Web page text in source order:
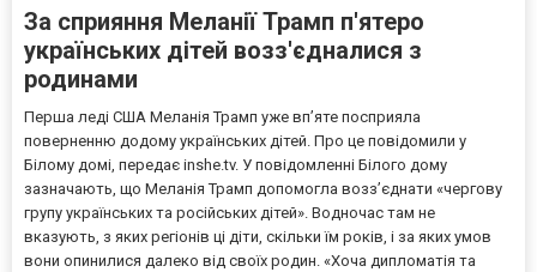
За сприяння Меланії Трамп п'ятеро
українських дітей возз'єдналися з
родинами
Перша леді США Меланія Трамп уже впʼяте посприяла
поверненню додому українських дітей. Про це повідомили у
Білому домі, передає inshe.tv. У повідомленні Білого дому
зазначають, що Меланія Трамп допомогла возз’єднати «чергову
групу українських та російських дітей». Водночас там не
вказують, з яких регіонів ці діти, скільки їм років, і за яких умов
вони опинилися далеко від своїх родин. «Хоча дипломатія та